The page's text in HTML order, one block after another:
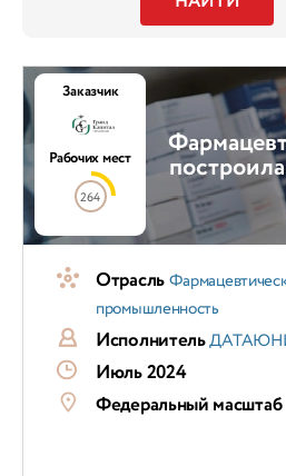
Заказчик
Рабочих мест
264
Отрасль
промышленность
Исполнитель
Июль 2024
Федеральный масштаб